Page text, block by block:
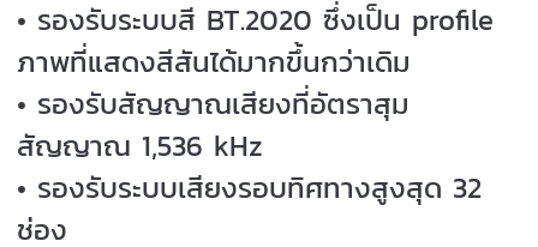
• รองรับระบบสี BT.2020 ซึ่งเป็น profile
ภาพที่แสดงสีสันได้มากขึ้นกว่าเดิม
• รองรับสัญญาณเสียงที่อัตราสุม
สัญญาณ 1,536 kHz
• รองรับระบบเสียงรอบทิศทางสูงสุด 32
ช่อง